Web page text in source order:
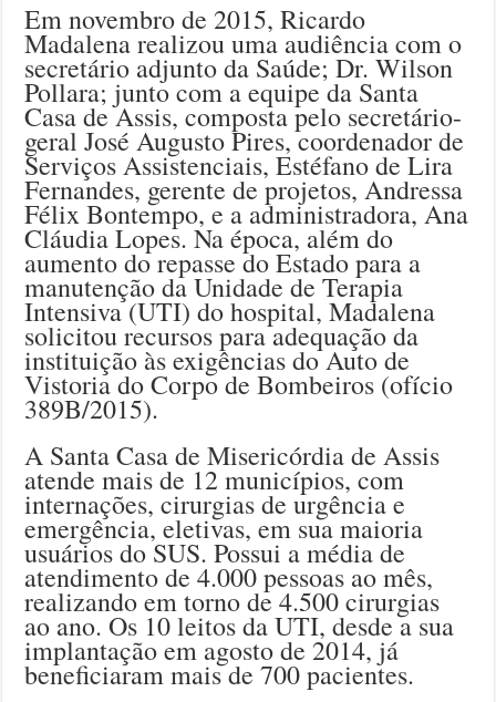
Em novembro de 2015, Ricardo
Madalena realizou uma audiência com o
secretário adjunto da Saúde; Dr. Wilson
Pollara; junto com a equipe da Santa
Casa de Assis, composta pelo secretário-
geral José Augusto Pires, coordenador de
Serviços Assistenciais, Estéfano de Lira
Fernandes, gerente de projetos, Andressa
Félix Bontempo, e a administradora, Ana
Cláudia Lopes. Na época, além do
aumento do repasse do Estado para a
manutenção da Unidade de Terapia
Intensiva (UTI) do hospital, Madalena
solicitou recursos para adequação da
instituição às exigências do Auto de
Vistoria do Corpo de Bombeiros (ofício
389B/2015).
A Santa Casa de Misericórdia de Assis
atende mais de 12 municípios, com
internações, cirurgias de urgência e
emergência, eletivas, em sua maioria
usuários do SUS. Possui a média de
atendimento de 4.000 pessoas ao mês,
realizando em torno de 4.500 cirurgias
ao ano. Os 10 leitos da UTI, desde a sua
implantação em agosto de 2014, já
beneficiaram mais de 700 pacientes.